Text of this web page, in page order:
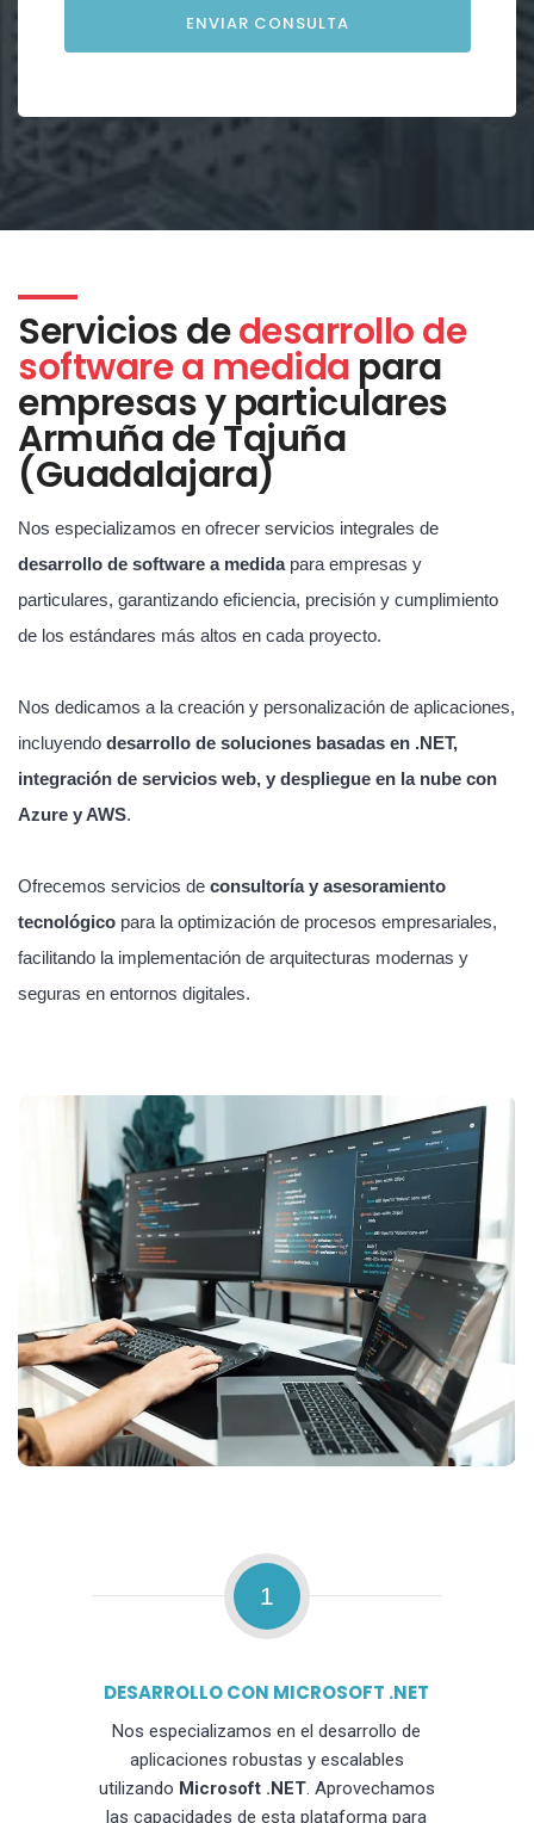
Servicios dedesarrollo de
software a medida para
empresas y particulares
Armuña de Tajuña
(Guadalajara)
Nos especializamos en ofrecer servicios integrales de
desarrollo de software a medidapara empresas y
particulares, garantizando eficiencia, precisión y cumplimiento
de los estándares más altos en cada proyecto.
Nos dedicamos a la creación y personalización de aplicaciones,
incluyendo desarrollo de soluciones basadas en .NET,
integración de servicios web, y despliegue en la nube con
Azure y AWS.
Ofrecemos servicios de consultoría y asesoramiento
tecnológico para la optimización de procesos empresariales,
facilitando la implementación de arquitecturas modernas y
seguras en entornos digitales.
1
DESARROLLO CON MICROSOFT .NET
Nos especializamos en el desarrollo de
aplicaciones robustas y escalables
utilizando Microsoft .NET. Aprovechamos
las capacidades de esta plataforma para